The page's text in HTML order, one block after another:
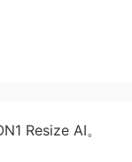
Resize AI。